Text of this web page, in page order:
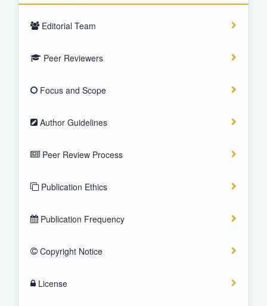
Editorial Team
Peer Reviewers
Focus and Scope
Author Guidelines
Peer Review Process
Publication Ethics
Publication Frequency
Copyright Notice
License